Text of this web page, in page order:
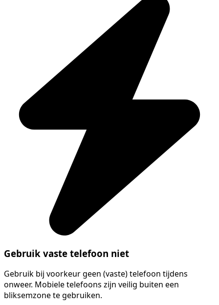
Gebruik vaste telefoon niet
Gebruik bij voorkeur geen (vaste) telefoon tijdens
onweer. Mobiele telefoons zijn veilig buiten een
bliksemzone te gebruiken.